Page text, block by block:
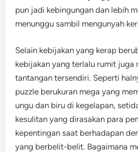
pun jadi kebingungan dan lebih
menunggu sambil mengunyah
Selain kebijakan yang kerap
kebijakan yang terlalu rumit juga
tantangan tersendiri. Seperti
puzzle berukuran mega yang
ungu dan biru di kegelapan,
kesulitan yang dirasakan para
kepentingan saat berhadapan
yang berbelit-belit. Bagaimana